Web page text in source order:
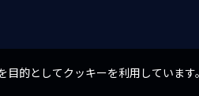
的としてクッキーを利用しています。